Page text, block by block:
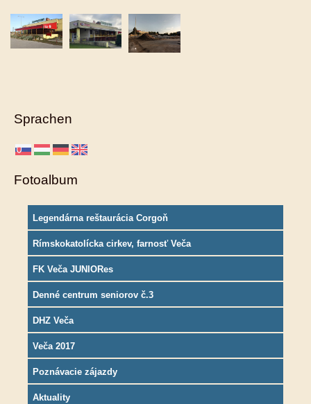
Sprachen
Fotoalbum
Legendárna reštaurácia Corgoň
Rímskokatolícka cirkev, farnosť Veča
FK Veča JUNIORes
Denné centrum seniorov č.3
DHZ Veča
Veča 2017
Poznávacie zájazdy
Aktuality